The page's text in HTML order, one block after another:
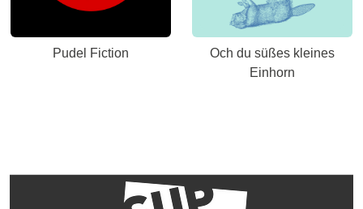
Pudel Fiction
Och du süßes kleines
Einhorn